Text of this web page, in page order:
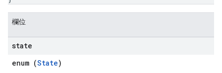
欄位
state
enum (State)